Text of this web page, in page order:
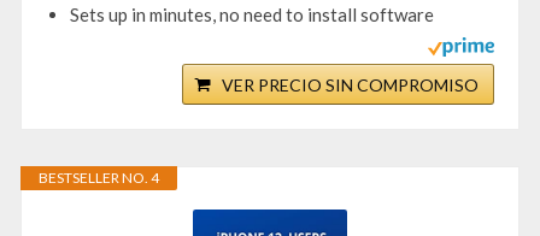
Sets up in minutes, no need to install software
VER PRECIO SIN COMPROMISO
BESTSELLER NO. 4